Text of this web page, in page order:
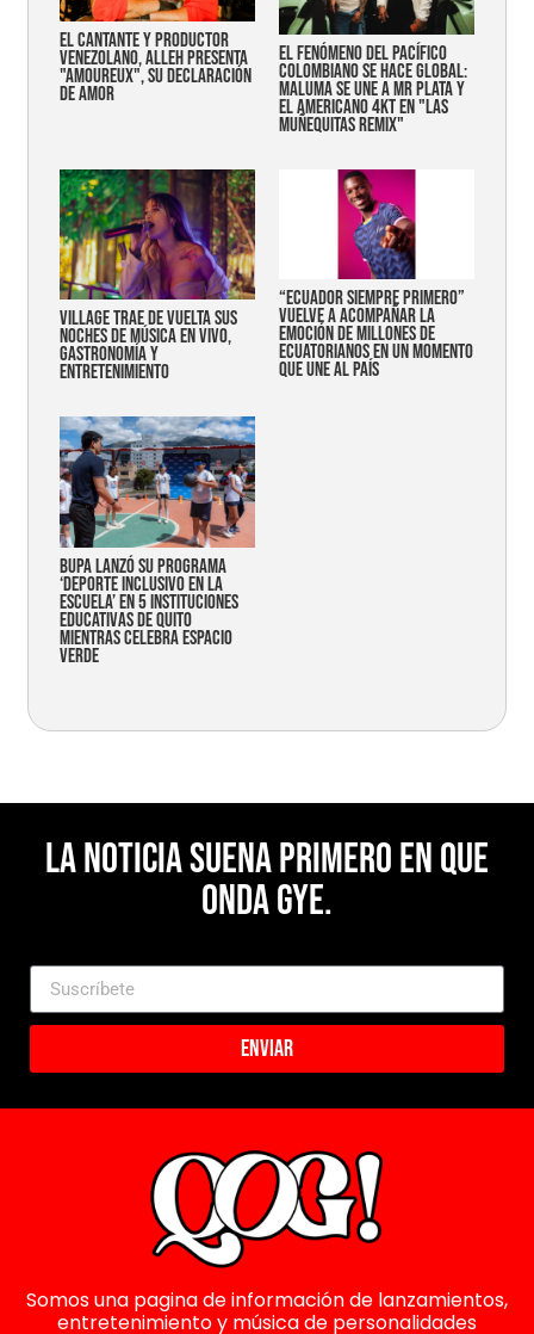
EL CANTANTE Y PRODUCTOR
VENEZOLANO, ALLEH PRESENTA
"AMOUREUX", SU DECLARACIÓN
DE AMOR
EL FENÓMENO DEL PACÍFICO
COLOMBIANO SE HACE GLOBAL:
MALUMA SE UNE A MR PLATA Y
EL AMERICANO 4KT EN "LAS
MUÑEQUITAS REMIX"
Village trae de vuelta sus
noches de música en vivo,
gastronomía y
entretenimiento
“Ecuador siempre primero”
vuelve a acompañar la
emoción de millones de
ecuatorianos en un momento
que une al país
Bupa lanzó su programa
‘Deporte Inclusivo en la
Escuela’ en 5 instituciones
educativas de Quito
mientras celebra espacio
verde
La noticia suena primero en Que
Onda Gye.
Enviar
Somos una pagina de información de lanzamientos,
entretenimiento y música de personalidades